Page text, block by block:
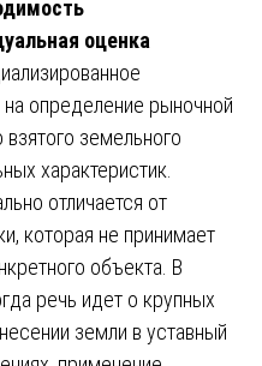
оценка
определение рыночной
земельного
характеристик.
отличается от
которая не принимает
объекта. В
речь идет о крупных
земли в уставный